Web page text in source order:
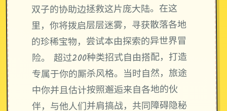
双子的协助边拯救这片庞大陆。在这
里，你将拨启层层迷雾，寻获散落各地
的珍稀宝物，尝试本由探索的异世界冒
险。 超过200种类招式自由搭配，打造
专属于你的厮杀风格。当时自然，旅途
中你并且估计按照邂逅来自各地的伙
伴，与他人们并肩搞战，共同障碍隐秘